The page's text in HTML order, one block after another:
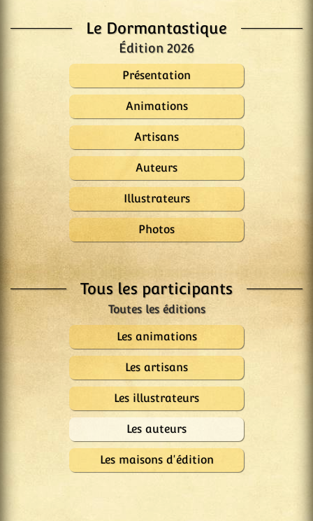
Le Dormantastique
Édition 2026
Présentation
Animations
Artisans
Auteurs
Illustrateurs
Photos
Tous les participants
Les animations
Les artisans
Les illustrateurs
Les auteurs
Les maisons d'édition